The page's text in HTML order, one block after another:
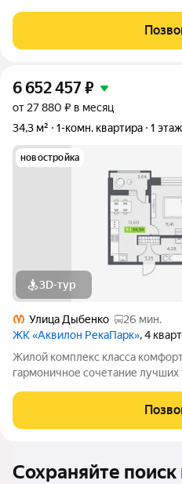
Полностью укомплектована: мебель бытовая техника формат
«заезжай и живи»
6 652 457₽
от 27 880 ₽ в месяц
34,3 м²
1-комн. квартира 1
новостройка
3D-тур
Улица Дыбенко
26 мин.
ЖК «Аквилон РекаПарк», 4
Жилой комплекс класса комфорт+
гармоничное сочетание
направленности. Мы
тех, кто ценит комфорт,
Сохраняйте поиск